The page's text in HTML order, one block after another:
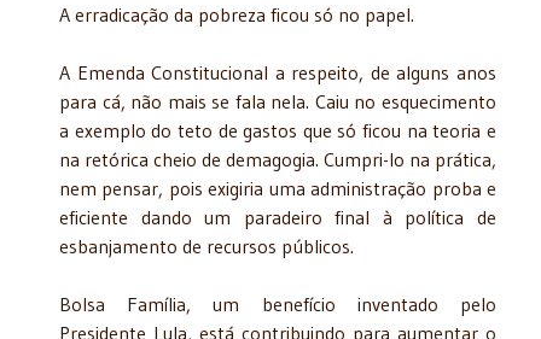
A erradicação da pobreza ficou só no papel.
A Emenda Constitucional a respeito, de alguns anos
para cá, não mais se fala nela. Caiu no esquecimento
a exemplo do teto de gastos que só ficou na teoria e
na retórica cheio de demagogia. Cumpri-lo na prática,
nem pensar, pois exigiria uma administração proba e
eficiente dando um paradeiro final à política de
esbanjamento de recursos públicos.
Bolsa Família, um benefício inventado pelo
Presidente Lula, está contribuindo para aumentar o